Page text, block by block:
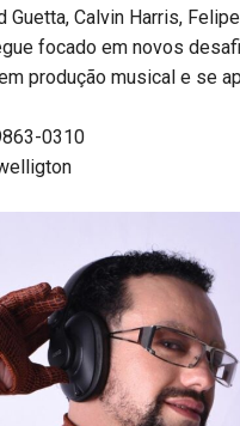
Guetta, Calvin Harris,
focado em novos
produção musical e se
0310